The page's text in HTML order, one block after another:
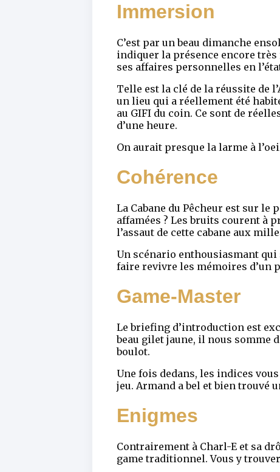
Immersion
C’est par un beau dimanche
indiquer la présence encore
ses affaires personnelles en
Telle est la clé de la réussite de
un lieu qui a réellement été
au GIFI du coin. Ce sont de
d’une heure.
On aurait presque la larme à
Cohérence
La Cabane du Pêcheur est sur
affamées ? Les bruits courent à
l’assaut de cette cabane aux
Un scénario enthousiasmant qui
faire revivre les mémoires d’un
Game-Master
Le briefing d’introduction est
beau gilet jaune, il nous somme
boulot.
Une fois dedans, les indices
jeu. Armand a bel et bien trouvé
Enigmes
Contrairement à Charl-E et sa
game traditionnel. Vous y